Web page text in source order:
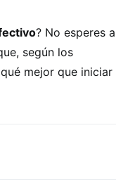
? No esperes a
según los
mejor que iniciar